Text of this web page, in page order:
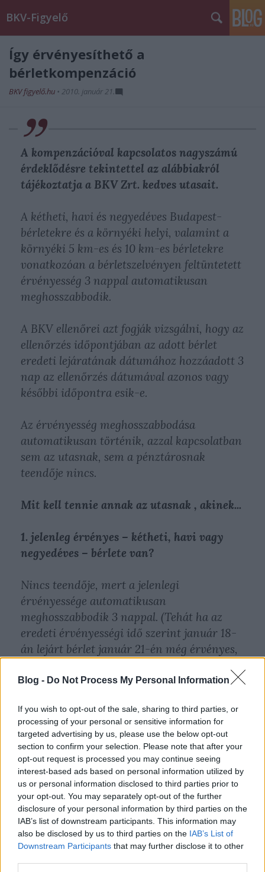
Blog - Do Not Process My Personal Information
If you wish to opt-out of the sale, sharing to third parties, or
processing of your personal or sensitive information for
targeted advertising by us, please use the below opt-out
section to confirm your selection. Please note that after your
opt-out request is processed you may continue seeing
interest-based ads based on personal information utilized by
us or personal information disclosed to third parties prior to
your opt-out. You may separately opt-out of the further
disclosure of your personal information by third parties on the
IAB’s list of downstream participants. This information may
also be disclosed by us to third parties on the IAB’s List of
Downstream Participants that may further disclose it to other
BKV-Figyelő
Így érvényesíthető a
bérletkompenzáció
BKV figyelő.hu • 2010. január 21.
A kompenzációval kapcsolatos nagyszámú
érdeklődésre tekintettel az alábbiakról
tájékoztatja a BKV Zrt. kedves utasait.
A kétheti, havi és negyedéves Budapest-
bérletekre és a környéki helyi, valamint a
környéki 5 km-es és 10 km-es bérletekre
vonatkozóan a bérletszelvényen feltüntetett
érvényesség 3 nappal automatikusan
meghosszabbodik.
A BKV ellenőrei azt fogják vizsgálni, hogy az
ellenőrzés időpontjában az adott bérlet
eredeti lejáratának dátumához hozzáadott 3
nap az ellenőrzés dátumával azonos vagy
későbbi időpontra esik-e.
Az érvényesség meghosszabbodása
automatikusan történik, azzal kapcsolatban
sem az utasnak, sem a pénztárosnak
teendője nincs.
Mit kell tennie annak az utasnak , akinek...
1. jelenleg érvényes – kétheti, havi vagy
negyedéves – bérlete van?
Nincs teendője, mert a jelenlegi
érvényessége automatikusan
meghosszabbodik 3 nappal. (Tehát ha az
eredeti érvényességi idő szerint január 18-
án lejárt bérlet január 21-én még érvényes,
vagy negyedéves – bérlete, de volt az
elmúlt időszakban, és az érvényes volt a
sztrájk idején is (vagy annak legalább az
első napján)?
Január 22-ig kell új bérletszelvényt
vásárolnia. Az új bérletszelvényen szereplő
érvényességi idő szintén automatikusan
meghosszabbodik 3 nappal. (Tehát ha a